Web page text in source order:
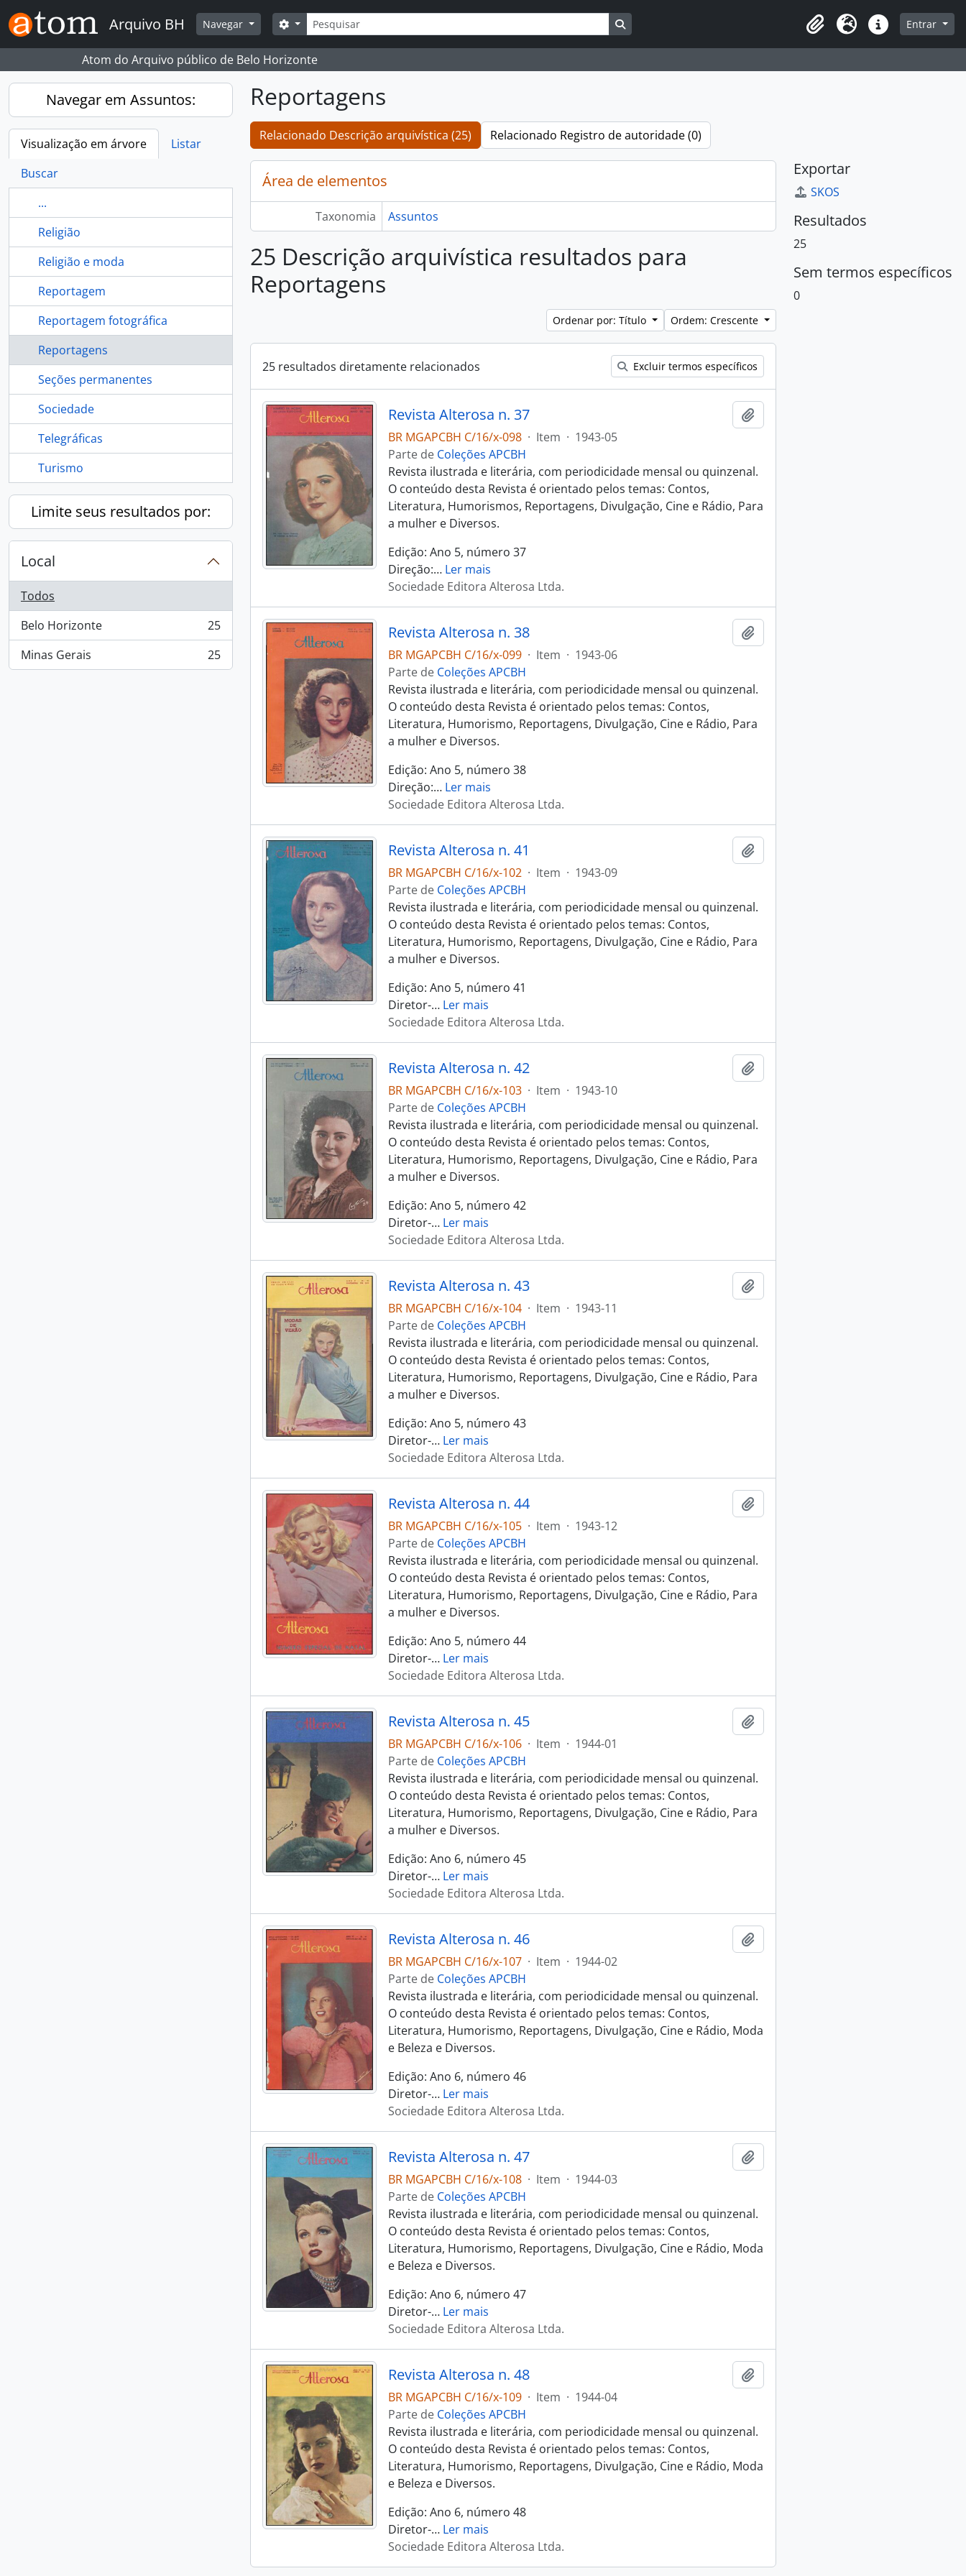
Skip to main content
Arquivo BH Navegar Buscar
Opções de busca
Área de Transferência
Idioma Atalhos Entrar
Atom do Arquivo público de Belo Horizonte
Navegar em Assuntos:
Visualização em árvore
Listar
Buscar
...
Religião
Religião e moda
Reportagem
Reportagem fotográfica
Reportagens
Seções permanentes
Sociedade
Telegráficas
Turismo
Limite seus resultados por:
Local
Todos
Belo Horizonte
, 25 resultados
25
Minas Gerais
, 25 resultados 25
Reportagens
Relacionado Descrição arquivística (25) Relacionado Registro de autoridade (0)
Área de elementos
Taxonomia Assuntos
25 Descrição arquivística resultados para
Reportagens
Ordenar por: Título Ordem: Crescente
25 resultados diretamente relacionados Excluir termos específicos
Revista Alterosa n. 37
BR MGAPCBH C/16/x-098 · Item · 1943-05
Parte de Coleções APCBH
Revista ilustrada e literária, com periodicidade mensal ou quinzenal.
O conteúdo desta Revista é orientado pelos temas: Contos,
Literatura, Humorismos, Reportagens, Divulgação, Cine e Rádio, Para
a mulher e Diversos.
Edição: Ano 5, número 37
Direção:… Ler mais
Sociedade Editora Alterosa Ltda.
Revista Alterosa n. 38
BR MGAPCBH C/16/x-099 · Item · 1943-06
Parte de Coleções APCBH
Revista ilustrada e literária, com periodicidade mensal ou quinzenal.
O conteúdo desta Revista é orientado pelos temas: Contos,
Literatura, Humorismo, Reportagens, Divulgação, Cine e Rádio, Para
a mulher e Diversos.
Edição: Ano 5, número 38
Direção:… Ler mais
Sociedade Editora Alterosa Ltda.
Revista Alterosa n. 41
BR MGAPCBH C/16/x-102 · Item · 1943-09
Parte de Coleções APCBH
Revista ilustrada e literária, com periodicidade mensal ou quinzenal.
O conteúdo desta Revista é orientado pelos temas: Contos,
Literatura, Humorismo, Reportagens, Divulgação, Cine e Rádio, Para
a mulher e Diversos.
Edição: Ano 5, número 41
Diretor-… Ler mais
Sociedade Editora Alterosa Ltda.
Revista Alterosa n. 42
BR MGAPCBH C/16/x-103 · Item · 1943-10
Parte de Coleções APCBH
Revista ilustrada e literária, com periodicidade mensal ou quinzenal.
O conteúdo desta Revista é orientado pelos temas: Contos,
Literatura, Humorismo, Reportagens, Divulgação, Cine e Rádio, Para
a mulher e Diversos.
Edição: Ano 5, número 42
Diretor-… Ler mais
Sociedade Editora Alterosa Ltda.
Revista Alterosa n. 43
BR MGAPCBH C/16/x-104 · Item · 1943-11
Parte de Coleções APCBH
Revista ilustrada e literária, com periodicidade mensal ou quinzenal.
O conteúdo desta Revista é orientado pelos temas: Contos,
Literatura, Humorismo, Reportagens, Divulgação, Cine e Rádio, Para
a mulher e Diversos.
Edição: Ano 5, número 43
Diretor-… Ler mais
Sociedade Editora Alterosa Ltda.
Revista Alterosa n. 44
BR MGAPCBH C/16/x-105 · Item · 1943-12
Parte de Coleções APCBH
Revista ilustrada e literária, com periodicidade mensal ou quinzenal.
O conteúdo desta Revista é orientado pelos temas: Contos,
Literatura, Humorismo, Reportagens, Divulgação, Cine e Rádio, Para
a mulher e Diversos.
Edição: Ano 5, número 44
Diretor-… Ler mais
Sociedade Editora Alterosa Ltda.
Revista Alterosa n. 45
BR MGAPCBH C/16/x-106 · Item · 1944-01
Parte de Coleções APCBH
Revista ilustrada e literária, com periodicidade mensal ou quinzenal.
O conteúdo desta Revista é orientado pelos temas: Contos,
Literatura, Humorismo, Reportagens, Divulgação, Cine e Rádio, Para
a mulher e Diversos.
Edição: Ano 6, número 45
Diretor-… Ler mais
Sociedade Editora Alterosa Ltda.
Revista Alterosa n. 46
BR MGAPCBH C/16/x-107 · Item · 1944-02
Parte de Coleções APCBH
Revista ilustrada e literária, com periodicidade mensal ou quinzenal.
O conteúdo desta Revista é orientado pelos temas: Contos,
Literatura, Humorismo, Reportagens, Divulgação, Cine e Rádio, Moda
e Beleza e Diversos.
Edição: Ano 6, número 46
Diretor-… Ler mais
Sociedade Editora Alterosa Ltda.
Revista Alterosa n. 47
BR MGAPCBH C/16/x-108 · Item · 1944-03
Parte de Coleções APCBH
Revista ilustrada e literária, com periodicidade mensal ou quinzenal.
O conteúdo desta Revista é orientado pelos temas: Contos,
Literatura, Humorismo, Reportagens, Divulgação, Cine e Rádio, Moda
e Beleza e Diversos.
Edição: Ano 6, número 47
Diretor-… Ler mais
Sociedade Editora Alterosa Ltda.
Revista Alterosa n. 48
BR MGAPCBH C/16/x-109 · Item · 1944-04
Parte de Coleções APCBH
Revista ilustrada e literária, com periodicidade mensal ou quinzenal.
O conteúdo desta Revista é orientado pelos temas: Contos,
Literatura, Humorismo, Reportagens, Divulgação, Cine e Rádio, Moda
e Beleza e Diversos.
Edição: Ano 6, número 48
Diretor-… Ler mais
Sociedade Editora Alterosa Ltda.
Exportar
SKOS
Resultados
25
Sem termos específicos
0